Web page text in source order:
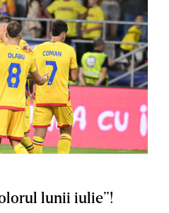
lunii iulie”!